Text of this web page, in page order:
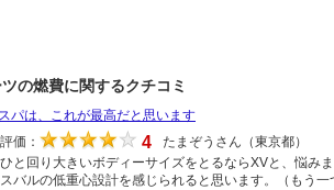
の燃費に関するクチコミ
パは、これが最高だと思います
価：
4
たまぞうさん（東京都）
と回り大きいボディーサイズをとるならXVと、悩み
バルの低重心設計を感じられると思います。（もう